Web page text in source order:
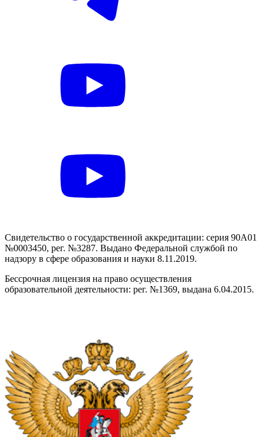
Свидетельство о государственной аккредитации: серия 90А01
№0003450, рег. №3287. Выдано Федеральной службой по
надзору в сфере образования и науки 8.11.2019.
Бессрочная лицензия на право осуществления
образовательной деятельности: рег. №1369, выдана 6.04.2015.